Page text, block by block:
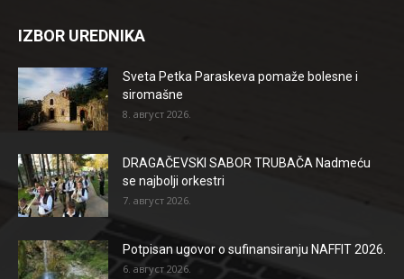
IZBOR UREDNIKA
Sveta Petka Paraskeva pomaže bolesne i
siromašne
8. август 2026.
DRAGAČEVSKI SABOR TRUBAČA Nadmeću
se najbolji orkestri
7. август 2026.
Potpisan ugovor o sufinansiranju NAFFIT 2026.
6. август 2026.